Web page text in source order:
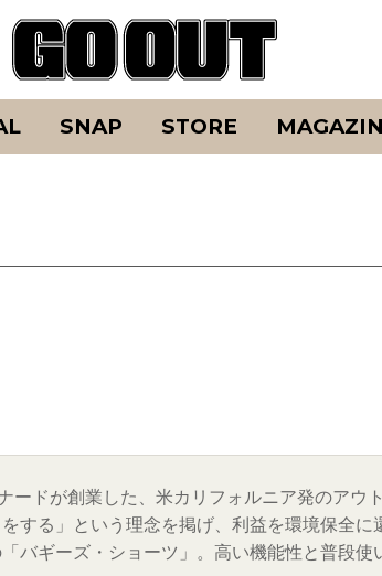
SNAP STORE
ドが創業した、米カリフォルニア発のアウ
する」という理念を掲げ、利益を環境保全に
バギーズ・ショーツ」。高い機能性と普段使